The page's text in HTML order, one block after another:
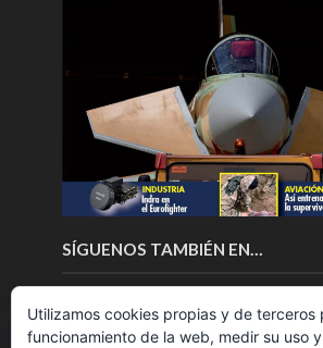
SÍGUENOS TAMBIÉN EN…
Utilizamos cookies propias y de terceros
funcionamiento de la web, medir su uso